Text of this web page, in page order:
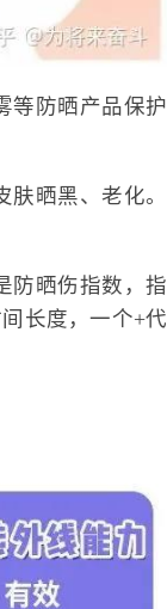
等防晒产品保护
晒黑、老化。
防晒伤指数，指
长度，一个+代